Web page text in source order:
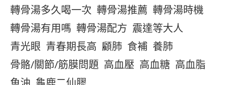
轉骨湯多久喝一次 轉骨湯推薦 轉骨湯時機
轉骨湯有用嗎 轉骨湯配方 震達等大人
青光眼 青春期長高 顧肺 食補 養肺
骨骼/關節/筋膜問題 高血壓 高血糖 高血脂